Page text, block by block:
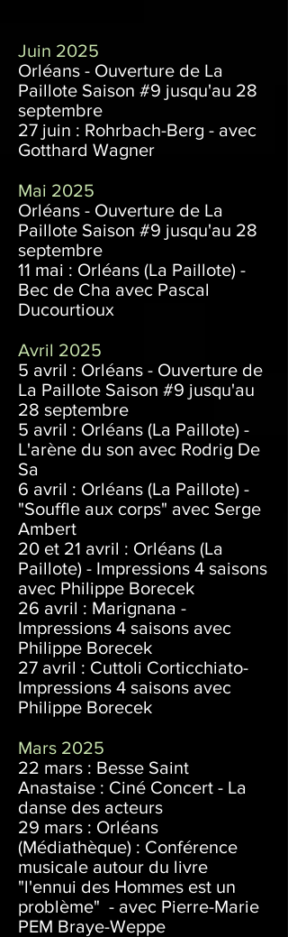
Juin 2025
Orléans - Ouverture de La
Paillote Saison #9 jusqu'au 28
septembre
27 juin : Rohrbach-Berg - avec
Gotthard Wagner
Mai 2025
Orléans - Ouverture de La
Paillote Saison #9 jusqu'au 28
septembre
11 mai : Orléans (La Paillote) -
Bec de Cha avec Pascal
Ducourtioux
Avril 2025
5 avril : Orléans - Ouverture de
La Paillote Saison #9 jusqu'au
28 septembre
5 avril : Orléans (La Paillote) -
L'arène du son avec Rodrig De
Sa
6 avril : Orléans (La Paillote) -
"Souffle aux corps" avec Serge
Ambert
20 et 21 avril : Orléans (La
Paillote) - Impressions 4 saisons
avec Philippe Borecek
26 avril : Marignana -
Impressions 4 saisons avec
Philippe Borecek
27 avril : Cuttoli Corticchiato-
Impressions 4 saisons avec
Philippe Borecek
Mars 2025
22 mars : Besse Saint
Anastaise : Ciné Concert - La
danse des acteurs
29 mars : Orléans
(Médiathèque) : Conférence
musicale autour du livre
"l'ennui des Hommes est un
problème" - avec Pierre-Marie
PEM Braye-Weppe